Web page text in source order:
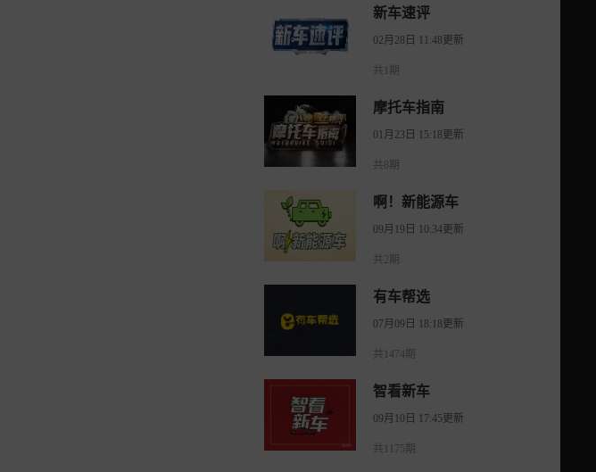
新车速评
02月28日 11:48更新
共1期
摩托车指南
01月23日 15:18更新
共8期
啊！新能源车
09月19日 10:34更新
共2期
有车帮选
07月09日 18:18更新
共1474期
智看新车
09月10日 17:45更新
共1175期